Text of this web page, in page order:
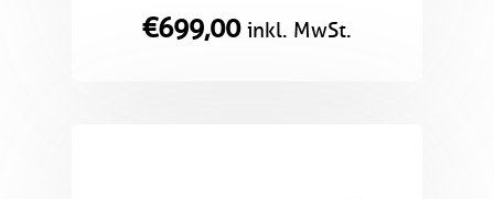
€699,00 inkl. MwSt.